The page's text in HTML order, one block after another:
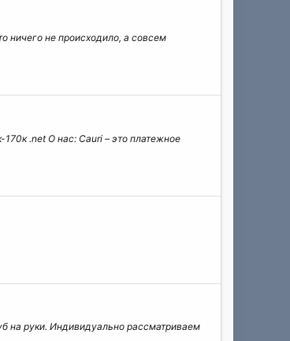
ничего не происходило, а совсем
.net О нас: Cauri – это платежное
на руки. Индивидуально рассматриваем